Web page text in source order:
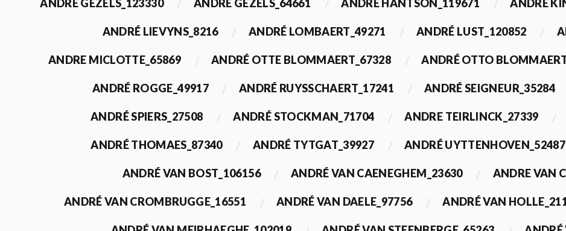
ANDRÉ GEZELS_123330 ANDRÉ GEZELS_64661 ANDRÉ HANTSON_119671 ANDRÉ
ANDRÉ LIEVYNS_8216 ANDRÉ LOMBAERT_49271 ANDRÉ LUST_120852
ANDRE MICLOTTE_65869 ANDRÉ OTTE BLOMMAERT_67328 ANDRÉ OTTO
ANDRÉ ROGGE_49917 ANDRÉ RUYSSCHAERT_17241 ANDRÉ SEIGNEUR_35284
ANDRÉ SPIERS_27508 ANDRÉ STOCKMAN_71704 ANDRE TEIRLINCK_27339
ANDRÉ THOMAES_87340 ANDRÉ TYTGAT_39927 ANDRÉ UYTTENHOVEN_52487
ANDRÉ VAN BOST_106156 ANDRÉ VAN CAENEGHEM_23630 ANDRE VAN
ANDRÉ VAN CROMBRUGGE_16551 ANDRÉ VAN DAELE_97756 ANDRÉ VAN